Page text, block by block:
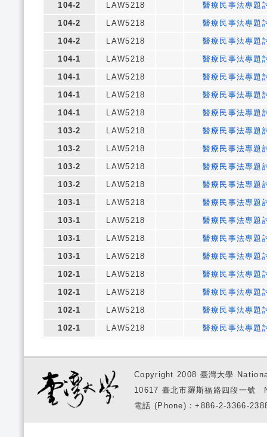
104-2
LAW5218
醫療民事法專題
104-2
LAW5218
醫療民事法專題
104-2
LAW5218
醫療民事法專題
104-1
LAW5218
醫療民事法專題
104-1
LAW5218
醫療民事法專題
104-1
LAW5218
醫療民事法專題
104-1
LAW5218
醫療民事法專題
103-2
LAW5218
醫療民事法專題
103-2
LAW5218
醫療民事法專題
103-2
LAW5218
醫療民事法專題
103-2
LAW5218
醫療民事法專題
103-1
LAW5218
醫療民事法專題
103-1
LAW5218
醫療民事法專題
103-1
LAW5218
醫療民事法專題
103-1
LAW5218
醫療民事法專題
102-1
LAW5218
醫療民事法專題
102-1
LAW5218
醫療民事法專題
102-1
LAW5218
醫療民事法專題
102-1
LAW5218 醫療民事法專題
Copyright 2008 臺灣大學
10617 臺北市羅斯福路四段一
電話 (Phone)：+886-2-3366-